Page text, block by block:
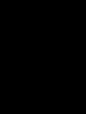
sunar ve
kontrollere tabi
hatlarının
birine
duyuyoruz.
turları , etkinlik